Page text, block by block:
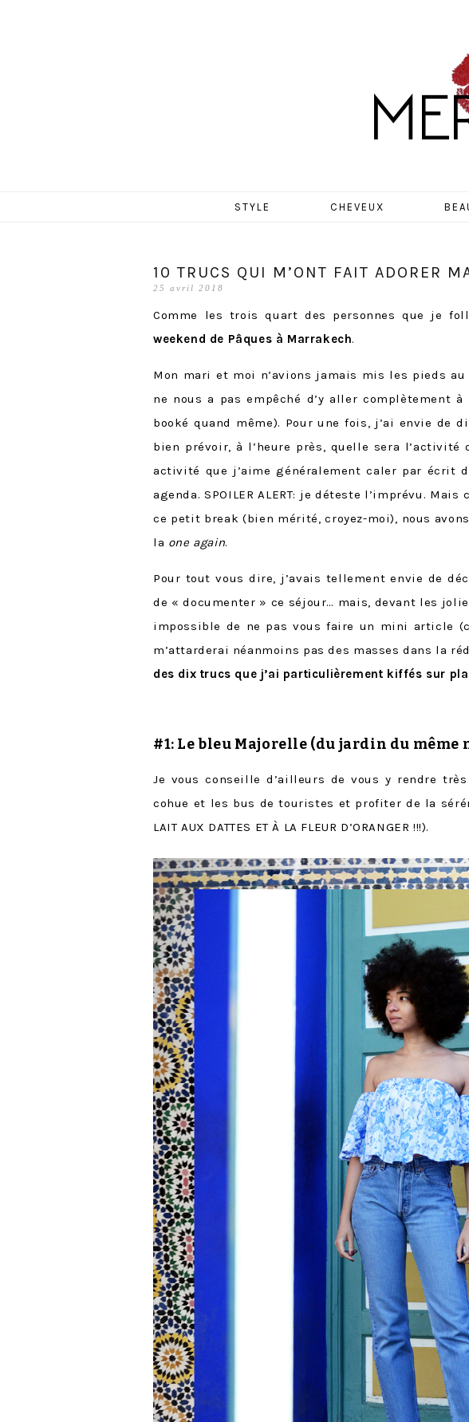
STYLE CHEVEUX
10 TRUCS QUI M’ONT FAIT ADORER
25 avril 2018
Comme les trois quart des personnes que je
weekend de Pâques à Marrakech.
Mon mari et moi n’avions jamais mis les pieds au
ne nous a pas empêché d’y aller complètement
booké quand même). Pour une fois, j’ai envie de
bien prévoir, à l’heure près, quelle sera
activité que j’aime généralement caler par écrit
agenda. SPOILER ALERT: je déteste l’imprévu.
ce petit break (bien mérité, croyez-moi), nous
la one again.
Pour tout vous dire, j’avais tellement envie de
de « documenter » ce séjour… mais, devant les
impossible de ne pas vous faire un mini article
m’attarderai néanmoins pas des masses dans la
des dix trucs que j’ai particulièrement kiffés sur
#1: Lebleu Majorelle (du jardin du même
Je vous conseille d’ailleurs de vous y rendre
cohue et les bus de touristes et profiter de la
LAIT AUX DATTES ET À LA FLEUR D’ORANGER !!!).